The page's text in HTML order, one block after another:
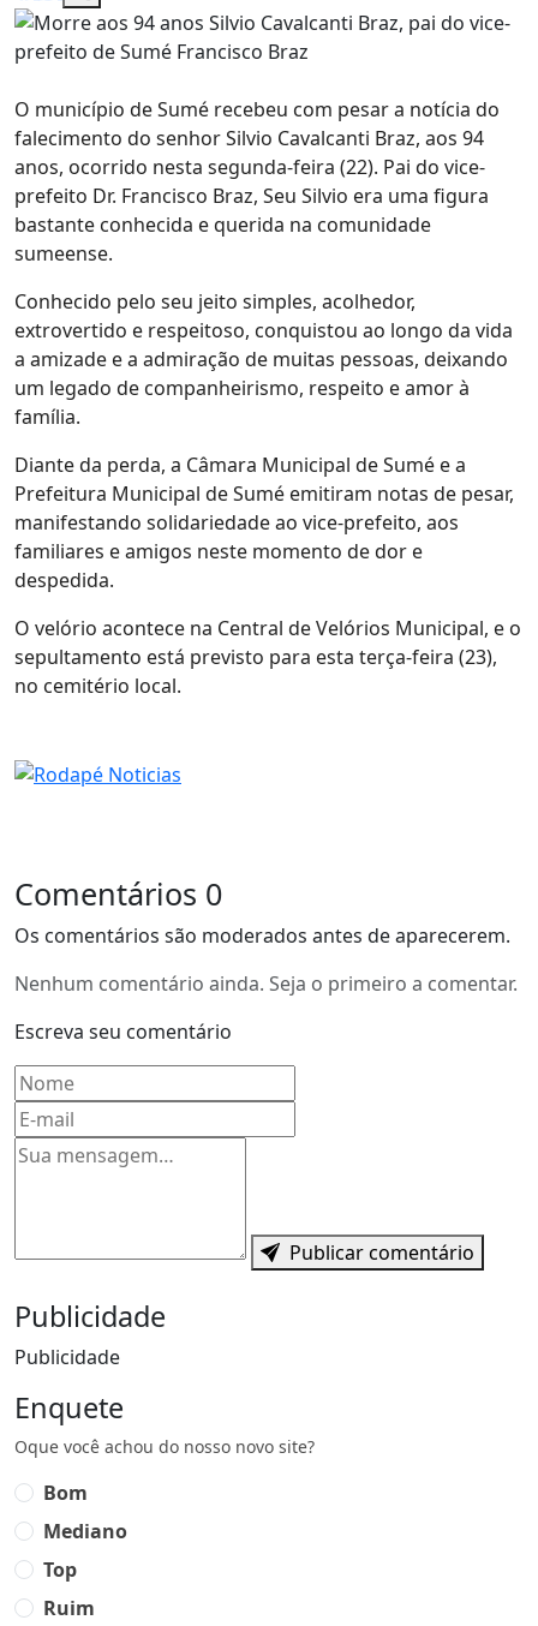
O município de Sumé recebeu com pesar a notícia do
falecimento do senhor Silvio Cavalcanti Braz, aos 94
anos, ocorrido nesta segunda-feira (22). Pai do vice-
prefeito Dr. Francisco Braz, Seu Silvio era uma figura
bastante conhecida e querida na comunidade
sumeense.
Conhecido pelo seu jeito simples, acolhedor,
extrovertido e respeitoso, conquistou ao longo da vida
a amizade e a admiração de muitas pessoas, deixando
um legado de companheirismo, respeito e amor à
família.
Diante da perda, a Câmara Municipal de Sumé e a
Prefeitura Municipal de Sumé emitiram notas de pesar,
manifestando solidariedade ao vice-prefeito, aos
familiares e amigos neste momento de dor e
despedida.
O velório acontece na Central de Velórios Municipal, e o
sepultamento está previsto para esta terça-feira (23),
no cemitério local.
Comentários 0
Os comentários são moderados antes de aparecerem.
Nenhum comentário ainda. Seja o primeiro a comentar.
Escreva seu comentário
Nome
Mensagem
Publicar comentário
Publicidade
Publicidade
Enquete
Oque você achou do nosso novo site?
Bom
Mediano
Top
Ruim